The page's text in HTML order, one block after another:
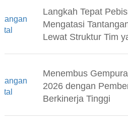
Langkah Tepat
Mengatasi
Lewat Struktur Tim
Menembus
2026 dengan
Berkinerja Tinggi